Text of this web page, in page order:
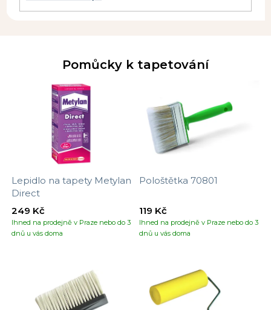
Pomůcky k tapetování
Lepidlo na tapety Metylan
Direct
Ihned na prodejně v Praze nebo do 3
dnů u vás doma
249 Kč
Pološtětka 70801
Ihned na prodejně v Praze nebo do 3
dnů u vás doma
119 Kč